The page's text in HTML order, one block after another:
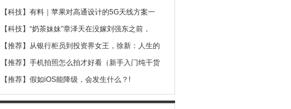
【科技】 有料｜苹果对高通设计的5G天线方案一
【科技】 “奶茶妹妹”章泽天在没嫁刘强东之前，
【推荐】 从银行柜员到投资界女王，徐新：人生的
【推荐】 手机拍照怎么拍才好看（新手入门纯干货
【推荐】 假如iOS能降级，会发生什么？!